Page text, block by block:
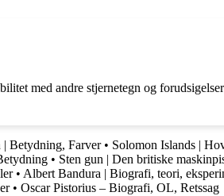
med andre stjernetegn og
| Betydning, Farver• Solomon Islands |
• Sten gun | Den britiske
• Albert Bandura | Biografi, teori,
• Oscar Pistorius – Biografi, OL, Retssag